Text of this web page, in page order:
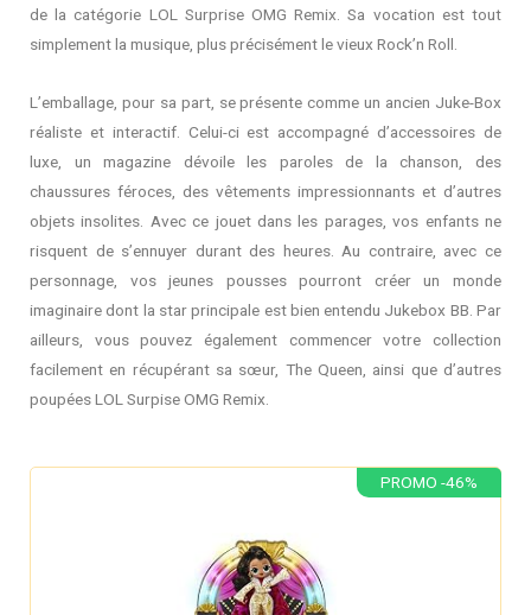
de la catégorie LOL Surprise OMG Remix. Sa vocation est tout
simplement la musique, plus précisément le vieux Rock’n Roll.
L’emballage, pour sa part, se présente comme un ancien Juke-Box
réaliste et interactif. Celui-ci est accompagné d’accessoires de
luxe, un magazine dévoile les paroles de la chanson, des
chaussures féroces, des vêtements impressionnants et d’autres
objets insolites. Avec ce jouet dans les parages, vos enfants ne
risquent de s’ennuyer durant des heures. Au contraire, avec ce
personnage, vos jeunes pousses pourront créer un monde
imaginaire dont la star principale est bien entendu Jukebox BB. Par
ailleurs, vous pouvez également commencer votre collection
facilement en récupérant sa sœur, The Queen, ainsi que d’autres
poupées LOL Surpise OMG Remix.
PROMO -46%